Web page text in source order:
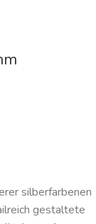
silberfarbenen
gestaltete